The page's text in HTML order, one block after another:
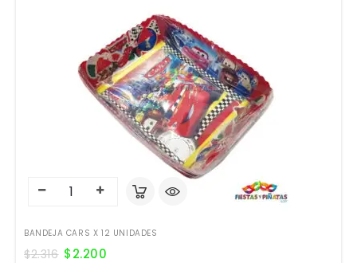
BANDEJA CARS X 12 UNIDADES
$2.316 $2.200